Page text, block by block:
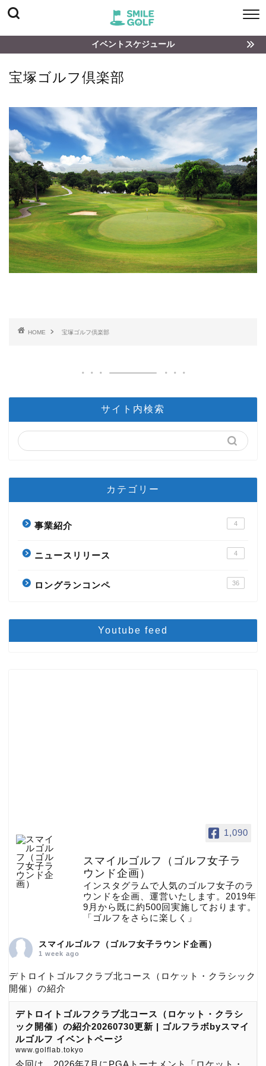
イベントスケジュール
宝塚ゴルフ倶楽部
HOME 宝塚ゴルフ倶楽部
サイト内検索
カテゴリー
事業紹介 4
ニュースリリース 4
ロングランコンペ 36
Youtube feed
1,090
スマイルゴルフ（ゴルフ女子ラ
ウンド企画）
インスタグラムで人気のゴルフ女子のラ
ウンドを企画、運営いたします。2019年
9月から既に約500回実施しております。
「ゴルフをさらに楽しく」
スマイルゴルフ（ゴルフ女子ラウンド企画）
1 week ago
デトロイトゴルフクラブ北コース（ロケット・クラシック
開催）の紹介
デトロイトゴルフクラブ北コース（ロケット・クラシ
ック開催）の紹介20260730更新 | ゴルフラボbyスマイ
ルゴルフ イベントページ
www.golflab.tokyo
今回は、2026年7月にPGAトーナメント「ロケット・